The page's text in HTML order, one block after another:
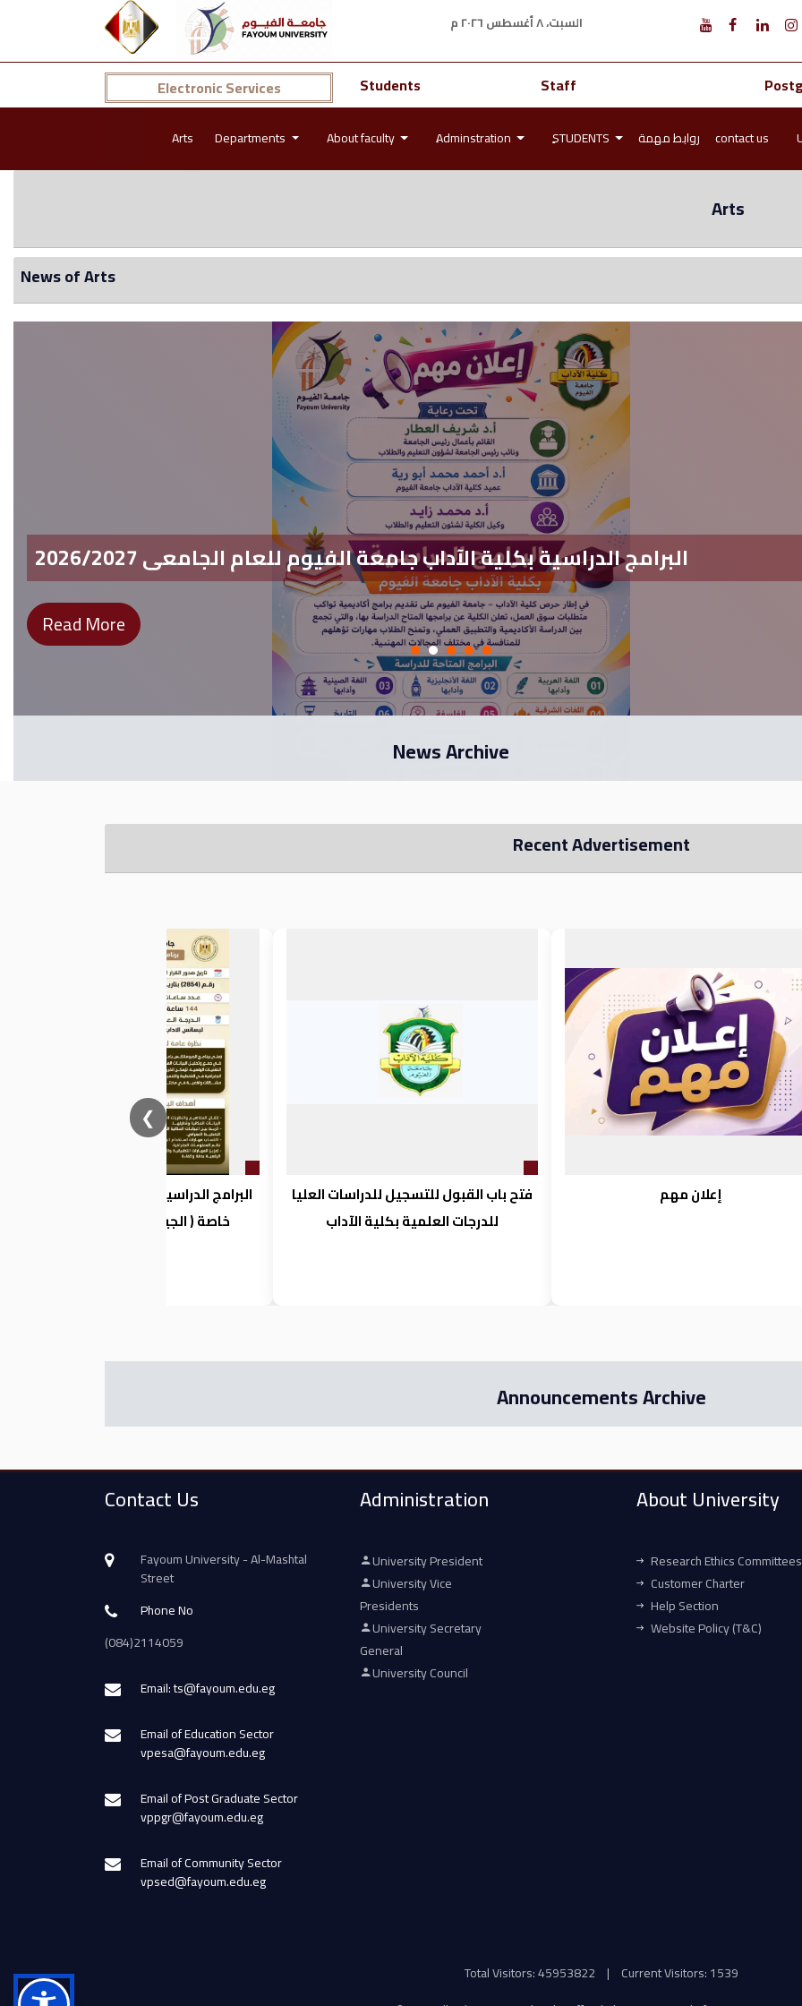
السبت، ٨ أغسطس ٢٠٢٦ م
Electronic Services Students Staff
Arts Departments About faculty ِAdminstration ٍSTUDENTS روابط مهمة contact us
Arts
News of Arts
البرامج الدراسية بكلية الآداب جامعة الفيوم للعام الجامعى 2026/2027
Read More
تهنئة خاصة
Read More
News Archive
Recent Advertisement
❮
البرامج الدراسية لكلية الاداب بمصروفات
خاصة ( الجيوماتكس والجغرافيا)
فتح باب القبول للتسجيل للدراسات العليا
للدرجات العلمية بكلية الآداب
إعلان مهم
Announcements Archive
Contact Us
Fayoum University - Al-Mashtal
Street
Phone No
(084)2114059
Email: ts@fayoum.edu.eg
Email of Education Sector
vpesa@fayoum.edu.eg
Email of Post Graduate Sector
vppgr@fayoum.edu.eg
Email of Community Sector
vpsed@fayoum.edu.eg
Administration
University President
University Vice
Presidents
University Secretary
General
University Council
About University
Research Ethics Committees
Customer Charter
Help Section
Website Policy (T&C)
Total Visitors: 45953822 | Current Visitors: 1539